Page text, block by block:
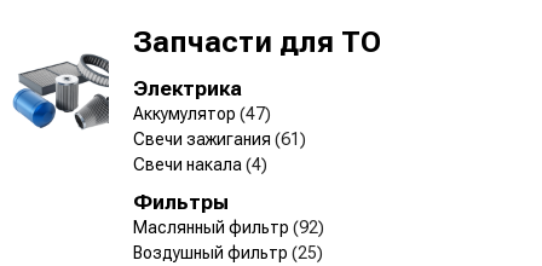
Запчасти для ТО
Электрика
Аккумулятор (47)
Свечи зажигания (61)
Свечи накала (4)
Фильтры
Маслянный фильтр (92)
Воздушный фильтр (25)